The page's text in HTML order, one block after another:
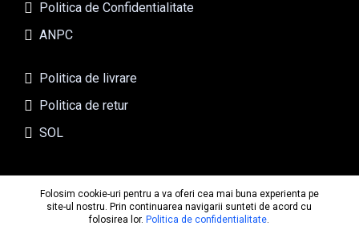
Folosim cookie-uri pentru a va oferi cea mai buna experienta pe
site-ul nostru. Prin continuarea navigarii sunteti de acord cu
folosirea lor. Politica de confidentialitate.
Politica de Confidentialitate
ANPC
Politica de livrare
Politica de retur
SOL
Copyright © 2025 cramaradului.ro Toate drepturile rezervate